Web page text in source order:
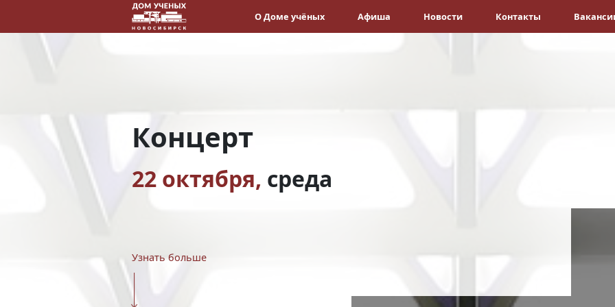
О Доме учёных Афиша Новости Контакты
Концерт
22 октября, среда
Узнать больше